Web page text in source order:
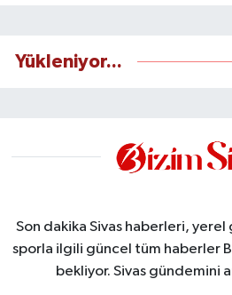
Yükleniyor...
Son dakika Sivas haberleri,
sporla ilgili güncel tüm haberler
bekliyor. Sivas gündemini